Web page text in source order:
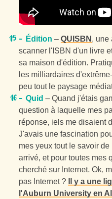
Édition –QUISBN , une
scanner l'ISBN d'un livre
sa maison d'édition.
les milliardaires
peu tout le paysage
Quid – Quand j'étais
question à laquelle mes
réponse, iels me disaient
J'avais une fascination
mes yeux tout le savoir
arrivé, et pour toutes mes
cherché sur Internet. Ok,
pas Internet ?
Il y a une
l'Auburn University en